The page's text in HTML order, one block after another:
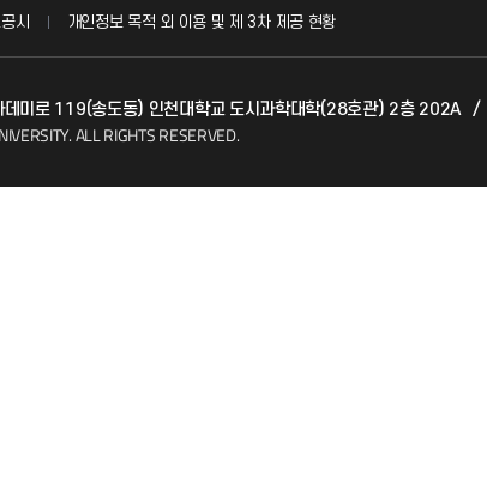
(FAQ) 산학협력단
시 개인정보 목적 외 이용 및 제 3차 제공 현황
미로 119(송도동) 인천대학교 도시과학대학(28호관) 2층 202A /
ALL RIGHTS RESERVED.